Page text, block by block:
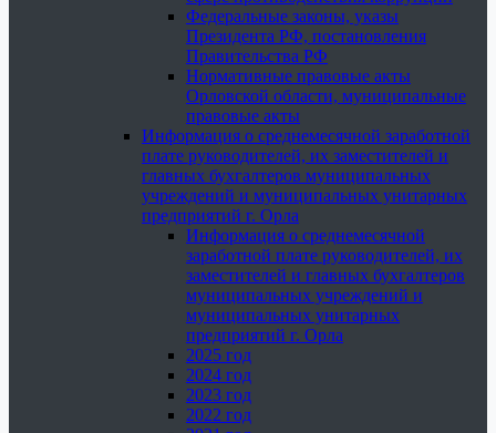
Федеральные законы, указы
Президента РФ, постановления
Правительства РФ
Нормативные правовые акты
Орловской области, муниципальные
правовые акты
Информация о среднемесячной заработной
плате руководителей, их заместителей и
главных бухгалтеров муниципальных
учреждений и муниципальных унитарных
предприятий г. Орла
Информация о среднемесячной
заработной плате руководителей, их
заместителей и главных бухгалтеров
муниципальных учреждений и
муниципальных унитарных
предприятий г. Орла
2025 год
2024 год
2023 год
2022 год